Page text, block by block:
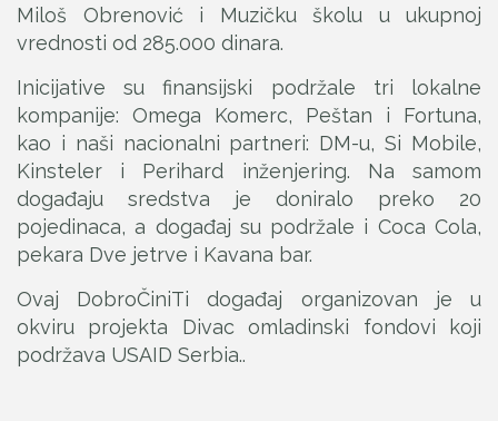
Miloš Obrenović i Muzičku školu u ukupnoj
vrednosti od 285.000 dinara.
Inicijative su finansijski podržale tri lokalne
kompanije: Omega Komerc, Peštan i Fortuna,
kao i naši nacionalni partneri: DM-u, Si Mobile,
Kinsteler i Perihard inženjering. Na samom
događaju sredstva je doniralo preko 20
pojedinaca, a događaj su podržale i Coca Cola,
pekara Dve jetrve i Kavana bar.
Ovaj DobroČiniTi događaj organizovan je u
okviru projekta Divac omladinski fondovi koji
podržava USAID Serbia..